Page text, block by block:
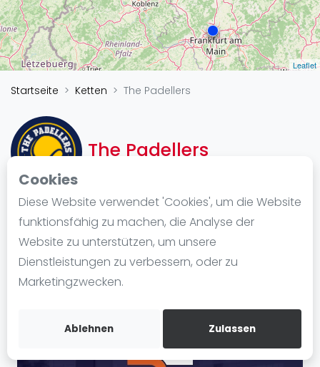
Cookies
Diese Website verwendet 'Cookies', um die Website
funktionsfähig zu machen, die Analyse der
Website zu unterstützen, um unsere
Dienstleistungen zu verbessern, oder zu
Marketingzwecken.
Ablehnen Zulassen
International
Playtomic
Ranking
Männer
Frauen
FIP Männer
FIP Frauen
Blog
Die Geschichte von Padel
Regeln und Punktzählung
Padel Schläge
Video
Leaflet
Startseite Ketten The Padellers
The Padellers
Kette
Wegbeschreibung